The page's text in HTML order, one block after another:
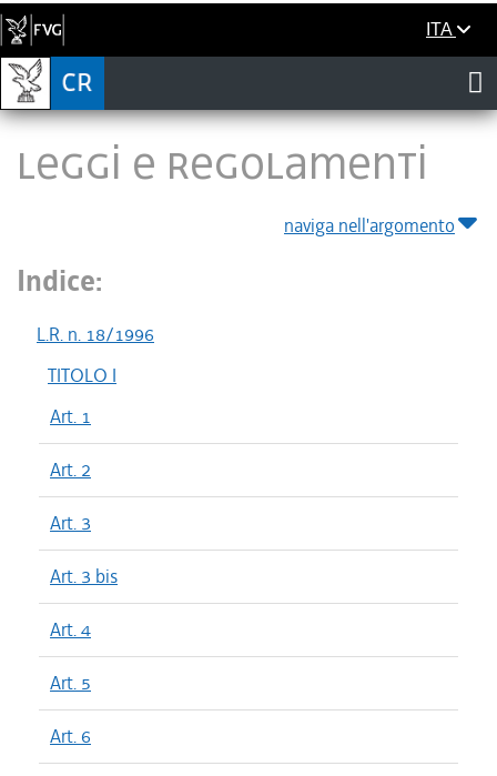
ITA
LEGGI E REGOLAMENTI
naviga nell'argomento
Indice:
L.R. n. 18/1996
TITOLO I
Art. 1
Art. 2
Art. 3
Art. 3 bis
Art. 4
Art. 5
Art. 6